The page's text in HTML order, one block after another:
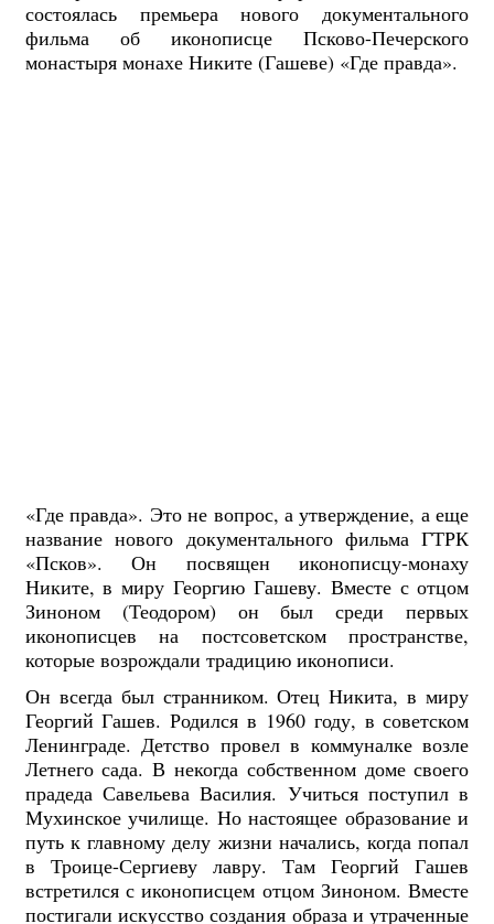
состоялась премьера нового документального
фильма об иконописце Псково-Печерского
монастыря монахе Никите (Гашеве) «Где правда».
«Где правда». Это не вопрос, а утверждение, а еще
название нового документального фильма ГТРК
«Псков». Он посвящен иконописцу-монаху
Никите, в миру Георгию Гашеву. Вместе с отцом
Зиноном (Теодором) он был среди первых
иконописцев на постсоветском пространстве,
которые возрождали традицию иконописи.
Он всегда был странником. Отец Никита, в миру
Георгий Гашев. Родился в 1960 году, в советском
Ленинграде. Детство провел в коммуналке возле
Летнего сада. В некогда собственном доме своего
прадеда Савельева Василия. Учиться поступил в
Мухинское училище. Но настоящее образование и
путь к главному делу жизни начались, когда попал
в Троице-Сергиеву лавру. Там Георгий Гашев
встретился с иконописцем отцом Зиноном. Вместе
постигали искусство создания образа и утраченные